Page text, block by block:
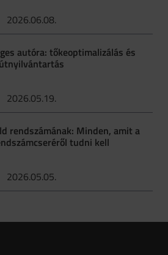
2026.06.08.
autóra: tőkeoptimalizálás és
útnyilvántartás
2026.05.19.
rendszámának: Minden, amit a
tudni kell
2026.05.05.